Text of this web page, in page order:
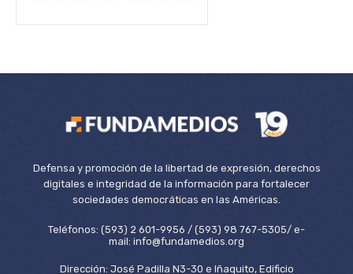
Defensa y promoción de la libertad de expresión, derechos
digitales e integridad de la información para fortalecer
sociedades democráticas en las Américas.
Teléfonos: (593) 2 601-9956 / (593) 98 767-5305/ e-
mail: info@fundamedios.org
Dirección: José Padilla N3-30 e Iñaquito, Edificio